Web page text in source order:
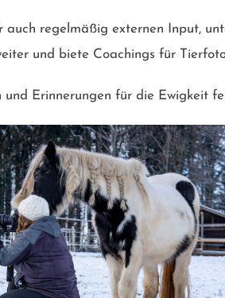
regelmäßig externen Input,
und biete Coachings für
und Erinnerungen für die Ewigkeit